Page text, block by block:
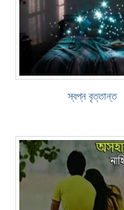
স্বপ্ন বৃত্তান্ত